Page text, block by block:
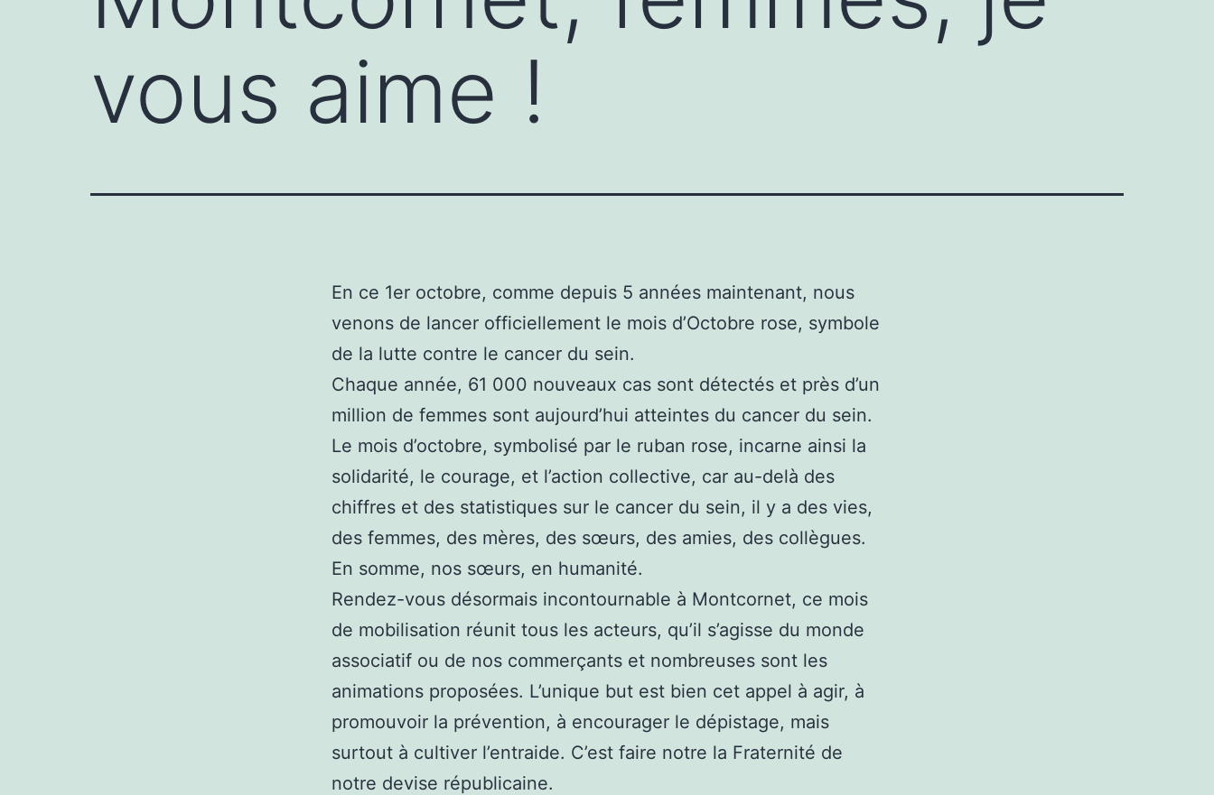
vous aime !
En ce 1er octobre, comme depuis 5 années maintenant, nous
venons de lancer officiellement le mois d’Octobre rose, symbole
de la lutte contre le cancer du sein.
Chaque année, 61 000 nouveaux cas sont détectés et près d’un
million de femmes sont aujourd’hui atteintes du cancer du sein.
Le mois d’octobre, symbolisé par le ruban rose, incarne ainsi la
solidarité, le courage, et l’action collective, car au-delà des
chiffres et des statistiques sur le cancer du sein, il y a des vies,
des femmes, des mères, des sœurs, des amies, des collègues.
En somme, nos sœurs, en humanité.
Rendez-vous désormais incontournable à Montcornet, ce mois
de mobilisation réunit tous les acteurs, qu’il s’agisse du monde
associatif ou de nos commerçants et nombreuses sont les
animations proposées. L’unique but est bien cet appel à agir, à
promouvoir la prévention, à encourager le dépistage, mais
surtout à cultiver l’entraide. C’est faire notre la Fraternité de
notre devise républicaine.